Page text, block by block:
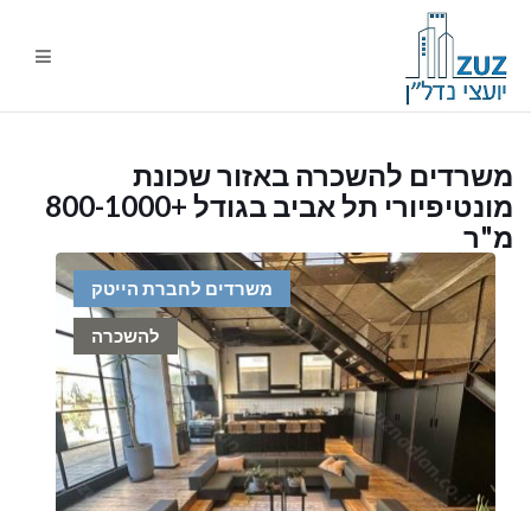
משרדים להשכרה באזור שכונת
מונטיפיורי תל אביב בגודל +800-1000
מ"ר
משרדים לחברת הייטק
להשכרה